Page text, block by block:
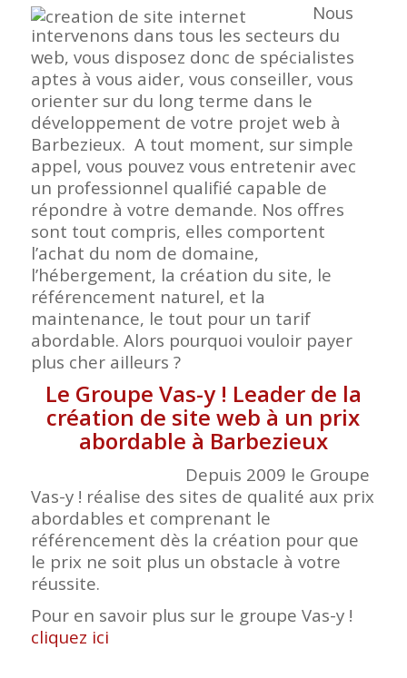
Nous
intervenons dans tous les secteurs du
web, vous disposez donc de spécialistes
aptes à vous aider, vous conseiller, vous
orienter sur du long terme dans le
développement de votre projet web à
Barbezieux. A tout moment, sur simple
appel, vous pouvez vous entretenir avec
un professionnel qualifié capable de
répondre à votre demande. Nos offres
sont tout compris, elles comportent
l’achat du nom de domaine,
l’hébergement, la création du site, le
référencement naturel, et la
maintenance, le tout pour un tarif
abordable. Alors pourquoi vouloir payer
plus cher ailleurs ?
Le Groupe Vas-y ! Leader de la
création de site web à un prix
abordable à Barbezieux
Depuis 2009 le Groupe
Vas-y ! réalise des sites de qualité aux prix
abordables et comprenant le
référencement dès la création pour que
le prix ne soit plus un obstacle à votre
réussite.
Pour en savoir plus sur le groupe Vas-y !
cliquez ici